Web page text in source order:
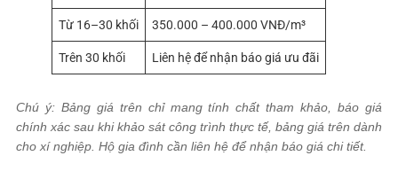
Từ 16–30 khối 350.000 – 400.000 VNĐ/m³
Trên 30 khối Liên hệ để nhận báo giá ưu đãi
Chú ý: Bảng giá trên chỉ mang tính chất tham khảo, báo giá
chính xác sau khi khảo sát công trình thực tế, bảng giá trên dành
cho xí nghiệp. Hộ gia đình cần liên hệ để nhận báo giá chi tiết.